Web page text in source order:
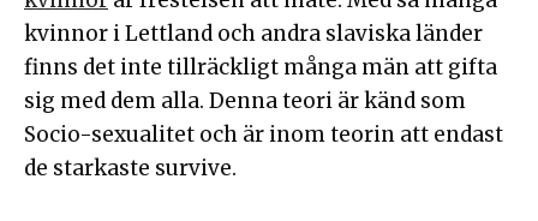
kvinnor i Lettland och andra slaviska länder
finns det inte tillräckligt många män att gifta
sig med dem alla. Denna teori är känd som
Socio-sexualitet och är inom teorin att endast
de starkaste survive.